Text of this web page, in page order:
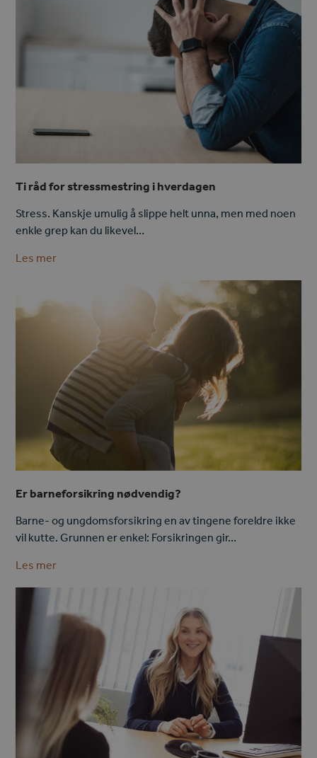
Ti råd for stressmestring i hverdagen
Stress. Kanskje umulig å slippe helt unna, men med noen
enkle grep kan du likevel…
Les mer
Er barneforsikring nødvendig?
Barne- og ungdomsforsikring en av tingene foreldre ikke
vil kutte. Grunnen er enkel: Forsikringen gir…
Les mer